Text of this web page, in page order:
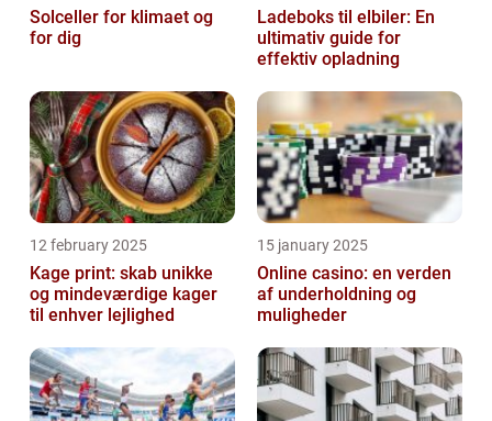
Solceller for klimaet og
for dig
Ladeboks til elbiler: En
ultimativ guide for
effektiv opladning
12 february 2025
Kage print: skab unikke
og mindeværdige kager
til enhver lejlighed
15 january 2025
Online casino: en verden
af underholdning og
muligheder